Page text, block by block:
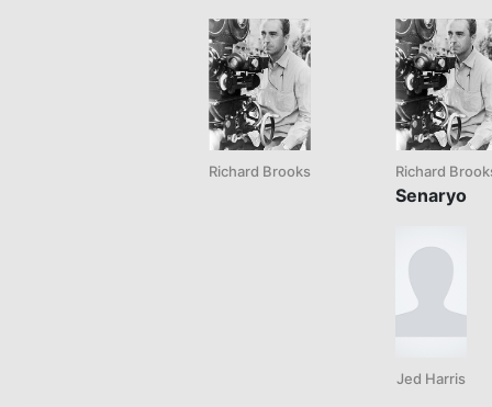
Richard Brooks Richard
Senaryo
Jed Harris